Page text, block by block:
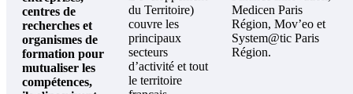
centres de
recherches et
organismes de
formation pour
mutualiser les
compétences,
du Territoire)
couvre les
principaux
secteurs
d’activité et tout
le territoire
Medicen Paris
Région, Mov’eo et
System@tic Paris
Région.